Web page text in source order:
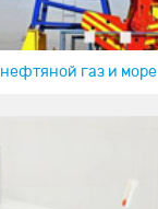
нефтяной газ и море